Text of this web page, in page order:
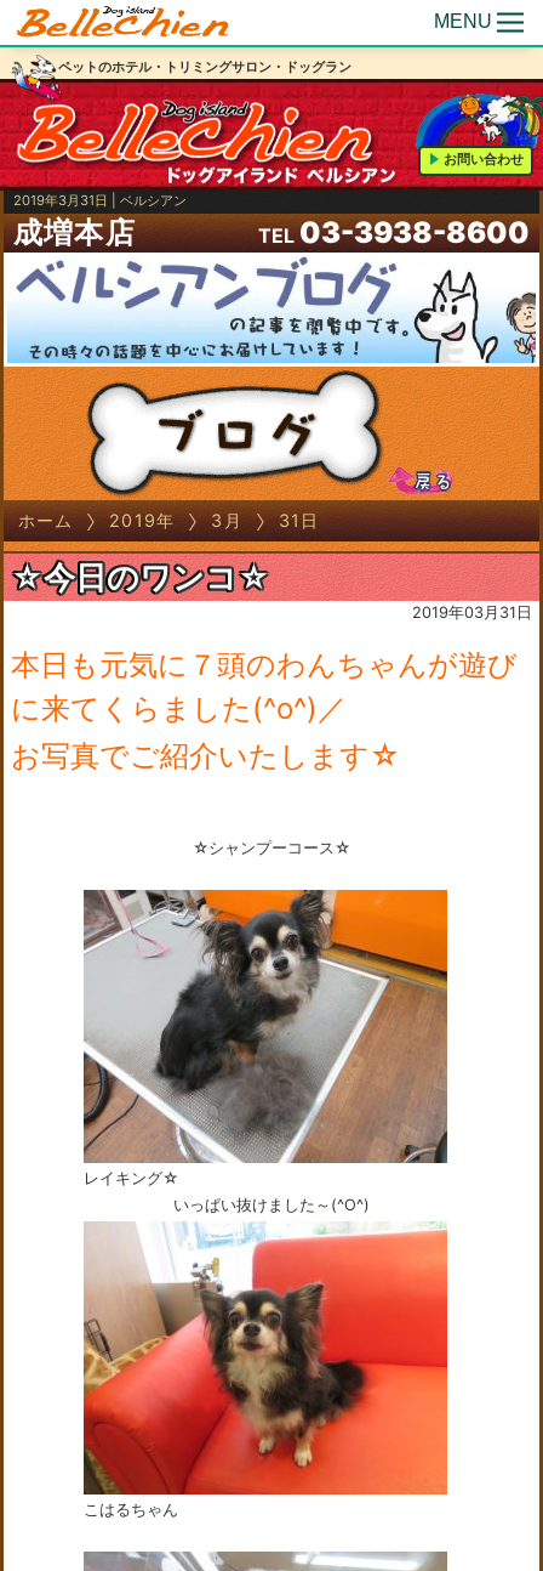
MENU
ペットのホテル・トリミングサロン・ドッグラン
お問い合わせ
2019年3月31日 | ベルシアン
成増本店 TEL 03-3938-8600
ホーム 2019年 3月 31日
☆今日のワンコ☆
2019年03月31日
本日も元気に７頭のわんちゃんが遊び
に来てくらました(^o^)／
お写真でご紹介いたします☆
☆シャンプーコース☆
レイキング☆
いっぱい抜けました～(^O^)
こはるちゃん